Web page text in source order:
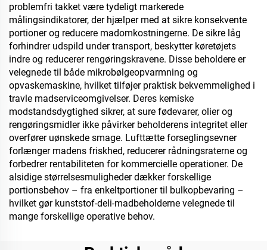
problemfri takket være tydeligt markerede
målingsindikatorer, der hjælper med at sikre konsekvente
portioner og reducere madomkostningerne. De sikre låg
forhindrer udspild under transport, beskytter køretøjets
indre og reducerer rengøringskravene. Disse beholdere er
velegnede til både mikrobølgeopvarmning og
opvaskemaskine, hvilket tilføjer praktisk bekvemmelighed i
travle madserviceomgivelser. Deres kemiske
modstandsdygtighed sikrer, at sure fødevarer, olier og
rengøringsmidler ikke påvirker beholderens integritet eller
overfører uønskede smage. Lufttætte forseglingsevner
forlænger madens friskhed, reducerer rådningsraterne og
forbedrer rentabiliteten for kommercielle operationer. De
alsidige størrelsesmuligheder dækker forskellige
portionsbehov – fra enkeltportioner til bulkopbevaring –
hvilket gør kunststof-deli-madbeholderne velegnede til
mange forskellige operative behov.